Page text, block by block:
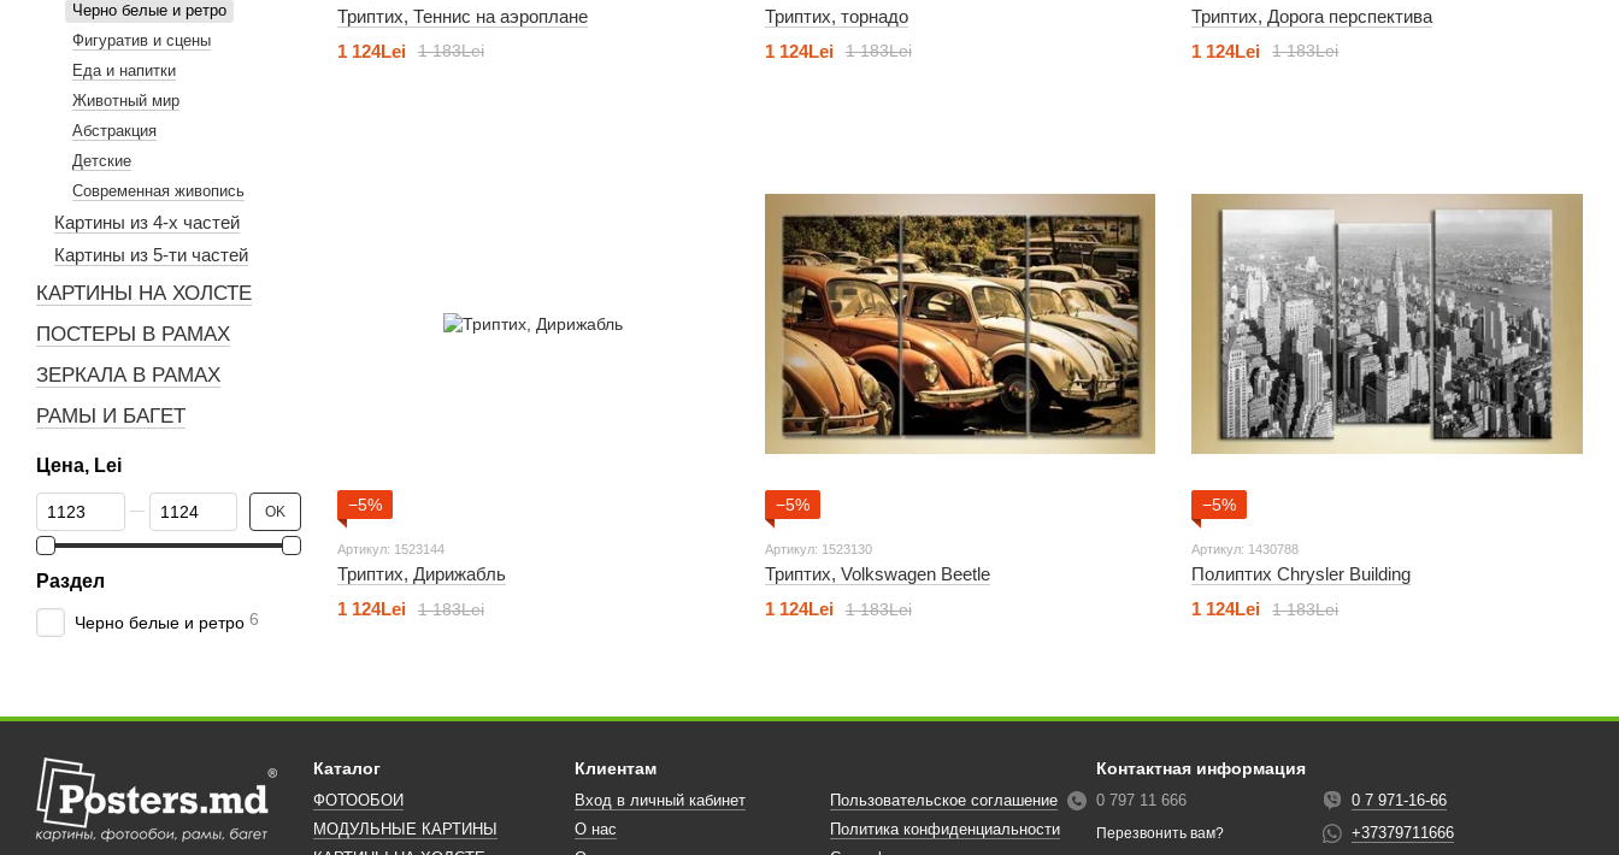
Триптих, Теннис на аэроплане
1 183Lei
1 124Lei
Триптих, торнадо
1 183Lei
1 124Lei
Триптих, Дорога перспектива
1 183Lei
1 124Lei
−5%
Артикул: 1523144
Триптих, Дирижабль
1 183Lei
1 124Lei
−5%
Артикул: 1523130
Триптих, Volkswagen Beetle
1 183Lei
1 124Lei
−5%
Артикул: 1430788
Полиптих Chrysler Building
1 183Lei
1 124Lei
Черно белые и ретро
Фигуратив и сцены
Еда и напитки
Животный мир
Абстракция
Детские
Современная живопись
Картины из 4-х частей
Картины из 5-ти частей
КАРТИНЫ НА ХОЛСТЕ
ПОСТЕРЫ В РАМАХ
ЗЕРКАЛА В РАМАХ
РАМЫ И БАГЕТ
Цена, Lei
От Цена, Lei
До Цена, Lei OK
Раздел
Черно белые и ретро 6
Каталог
ФОТООБОИ
МОДУЛЬНЫЕ КАРТИНЫ
Клиентам
Вход в личный кабинет
О нас
Пользовательское соглашение
Политика конфиденциальности
Контактная информация
0 797 11 666
Перезвонить вам?
0 7 971-16-66
+37379711666